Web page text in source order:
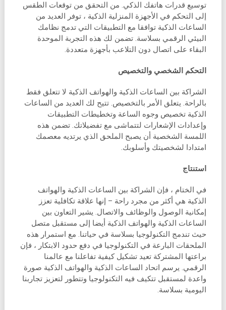
توسيع قدرات هاتفك الذكي. من التحقق من توقعات الطقس
إلى التحكم في الأجهزة المنزلية الذكية ، توفر العديد من
الساعات الذكية توافقا مع التطبيقات التي تدمج نظامك
البيئي الرقمي بسلاسة. تضمن لك هذه التجربة الموحدة
البقاء على اتصال دون التلاعب بأجهزة متعددة.
التحكم الشخصي والتخصيص
الشراكة بين الساعات الذكية والهواتف الذكية لا تتعلق فقط
بالراحة. يتعلق الأمر بالتخصيص. تتيح لك العديد من الساعات
الذكية تخصيص وجوه الساعة وتخطيطات التطبيقات
وإعدادات الإشعارات لتتماشى مع تفضيلاتك. تضمن هذه
اللمسة الشخصية أن يصبح الملحق الذي يرتديه معصمك
امتدادا لشخصيتك وأسلوبك.
استنتاج
في الختام ، فإن الشراكة بين الساعات الذكية والهواتف
الذكية هي أكثر من مجرد راحة – إنها علاقة تكافلية تعزز
إمكانية الوصول والوظائف والاتصال. يشير التعاون بين
الساعات الذكية والهواتف الذكية أيضا إلى مستقبل متصل
حيث تندمج التكنولوجيا بسلاسة في حياتنا. مع استمرار هذه
الملحقات البارعة في التكنولوجيا في دفع حدود الابتكار ، فإن
براعتها المشتركة تعيد تشكيل كيفية تفاعلنا مع عالمنا
الرقمي. يرسم اتحاد الساعات الذكية والهواتف الذكية صورة
واعدة لمستقبل تتكيف فيه التكنولوجيا وتتطور لتعزيز تجاربنا
اليومية بسلاسة.